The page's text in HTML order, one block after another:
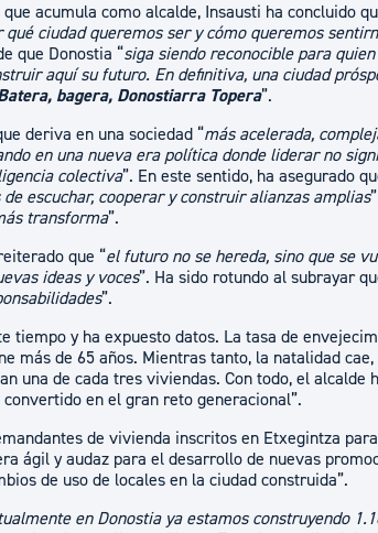
acumula como alcalde, Insausti ha concluido
ciudad queremos ser y cómo queremos
que Donostia “siga siendo reconocible para
aquí su futuro. En definitiva, una ciudad
bagera, Donostiarra Topera”.
deriva en una sociedad “más acelerada,
en una nueva era política donde liderar no
colectiva”. En este sentido, ha asegurado
escuchar, cooperar y construir alianzas amplias
transforma”.
que “el futuro no se hereda, sino que se
ideas y voces”. Ha sido rotundo al subrayar
”.
tiempo y ha expuesto datos. La tasa de
más de 65 años. Mientras tanto, la natalidad
una de cada tres viviendas. Con todo, el alcalde
en el gran reto generacional”.
de vivienda inscritos en Etxegintza
ágil y audaz para el desarrollo de nuevas
de uso de locales en la ciudad construida”.
en Donostia ya estamos construyendo